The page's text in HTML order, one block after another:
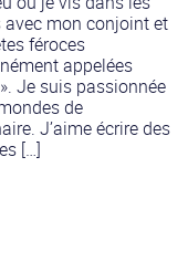
mon conjoint et
féroces
appelées
Je suis passionnée
de
J’aime écrire des
[…]